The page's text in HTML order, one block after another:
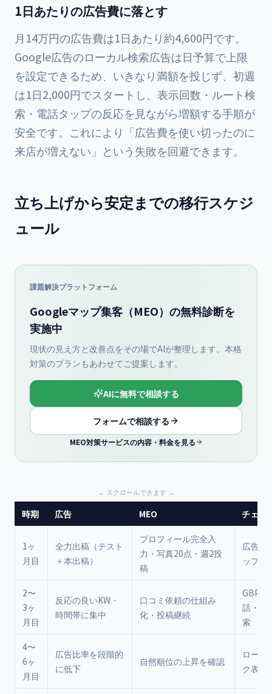
1日あたりの広告費に落とす
月14万円の広告費は1日あたり約4,600円です。
Google広告のローカル検索広告は日予算で上限
を設定できるため、いきなり満額を投じず、初週
は1日2,000円でスタートし、表示回数・ルート検
索・電話タップの反応を見ながら増額する手順が
安全です。これにより「広告費を使い切ったのに
来店が増えない」という失敗を回避できます。
立ち上げから安定までの移行スケジ
ュール
課題解決プラットフォーム
Googleマップ集客（MEO）の無料診断を
実施中
現状の見え方と改善点をその場でAIが整理します。本格
対策のプランもあわせてご提案します。
AIに無料で相談する
フォームで相談する
MEO対策サービスの内容・料金を見る
時期 広告 MEO チェッ
1ヶ
月目
全力出稿（テスト
＋本出稿）
プロフィール完全入
力・写真20点・週2投
稿
広告の
ップ数
2〜
3ヶ
月目
反応の良いKW・
時間帯に集中
口コミ依頼の仕組み
化・投稿継続
GBP経
話・ル
索
4〜
6ヶ
月目
広告比率を段階的
に低下
自然順位の上昇を確認
ローカ
ク表示